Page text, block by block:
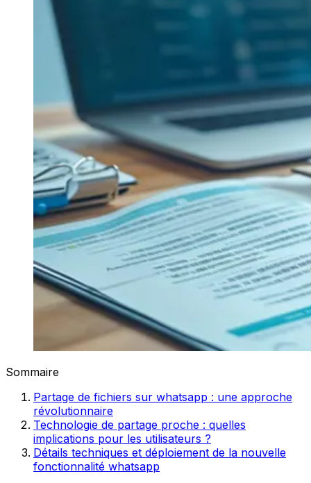
Sommaire
Partage de fichiers sur whatsapp : une approche
révolutionnaire
Technologie de partage proche : quelles
implications pour les utilisateurs ?
Détails techniques et déploiement de la nouvelle
fonctionnalité whatsapp